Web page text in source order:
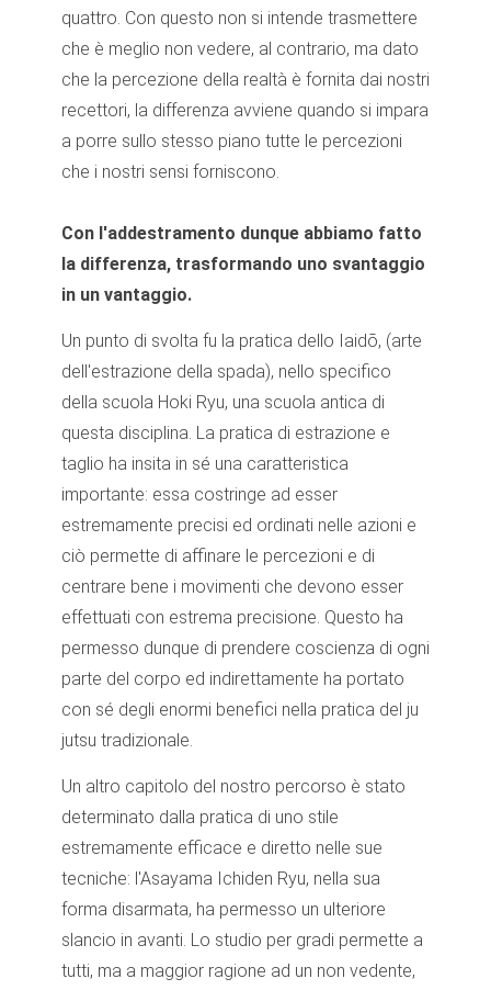
quattro. Con questo non si intende trasmettere
che è meglio non vedere, al contrario, ma dato
che la percezione della realtà è fornita dai nostri
recettori, la differenza avviene quando si impara
a porre sullo stesso piano tutte le percezioni
che i nostri sensi forniscono.
Con l'addestramento dunque abbiamo fatto
la differenza, trasformando uno svantaggio
in un vantaggio.
Un punto di svolta fu la pratica dello Iaidō, (arte
dell'estrazione della spada), nello specifico
della scuola Hoki Ryu, una scuola antica di
questa disciplina. La pratica di estrazione e
taglio ha insita in sé una caratteristica
importante: essa costringe ad esser
estremamente precisi ed ordinati nelle azioni e
ciò permette di affinare le percezioni e di
centrare bene i movimenti che devono esser
effettuati con estrema precisione. Questo ha
permesso dunque di prendere coscienza di ogni
parte del corpo ed indirettamente ha portato
con sé degli enormi benefici nella pratica del ju
jutsu tradizionale.
Un altro capitolo del nostro percorso è stato
determinato dalla pratica di uno stile
estremamente efficace e diretto nelle sue
tecniche: l'Asayama Ichiden Ryu, nella sua
forma disarmata, ha permesso un ulteriore
slancio in avanti. Lo studio per gradi permette a
tutti, ma a maggior ragione ad un non vedente,